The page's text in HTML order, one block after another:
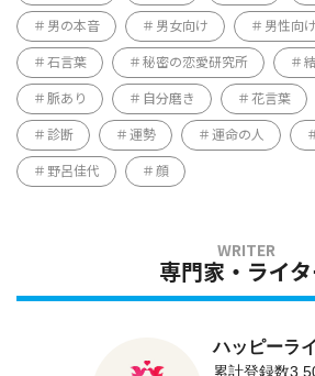
男の本音 男女向け 男性向け
石言葉 秘密の恋愛研究所
脈あり 自分磨き 花言葉
診断 運勢 運命の人
野呂佳代 顔
専門家・ライタ
ハッピーラ
累計登録数